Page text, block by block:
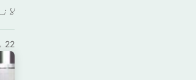
22 مارچ 2017